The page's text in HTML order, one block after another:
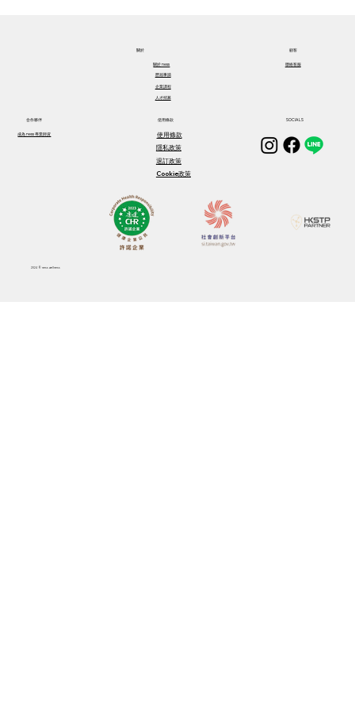
2024 © ness wellness
關於​
關於​ ness
歷屆事蹟
企業課程
人才招募
顧客
聯絡客服
合作夥伴
成為 ness 專業師資
使用條款
使用條款
隱私政策
退訂政策
Cookie政策
SOCIALS